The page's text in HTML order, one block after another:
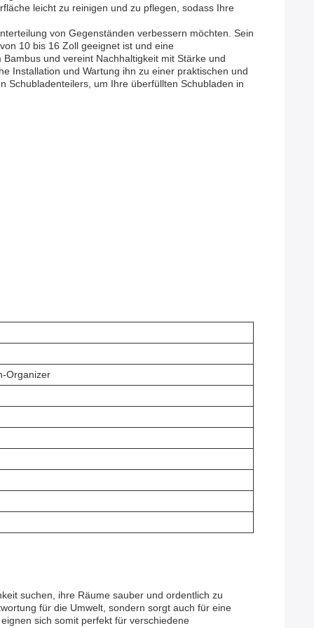
leicht zu reinigen und zu pflegen, sodass Ihre
von Gegenständen verbessern möchten. Sein
10 bis 16 Zoll geeignet ist und eine
und vereint Nachhaltigkeit mit Stärke und
Installation und Wartung ihn zu einer praktischen und
Schubladenteilers, um Ihre überfüllten Schubladen in
Organizer
suchen, ihre Räume sauber und ordentlich zu
für die Umwelt, sondern sorgt auch für eine
sich somit perfekt für verschiedene